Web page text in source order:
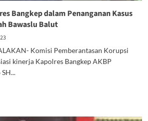
Bangkep dalam Penanganan Kasus
Bawaslu Balut
Komisi Pemberantasan Korupsi
kinerja Kapolres Bangkep AKBP